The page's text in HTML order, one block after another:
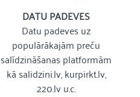
DATU PADEVES
Datu padeves uz
populārākajām preču
salīdzināšanas platformām
kā salidzini.lv, kurpirkt.lv,
220.lv u.c.